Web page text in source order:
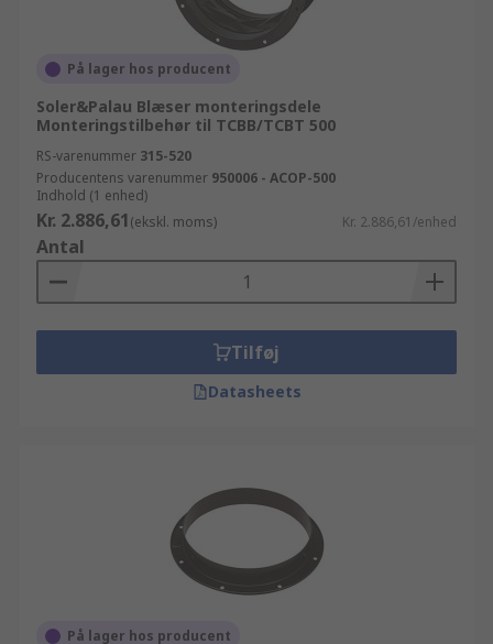
På lager hos producent
Soler&Palau Blæser monteringsdele
Monteringstilbehør til TCBB/TCBT 500
RS-varenummer 315-520
Producentens varenummer 950006 - ACOP-500
Indhold (1 enhed)
Kr. 2.886,61(ekskl. moms) Kr. 2.886,61/enhed
Antal
Tilføj
Datasheets
På lager hos producent